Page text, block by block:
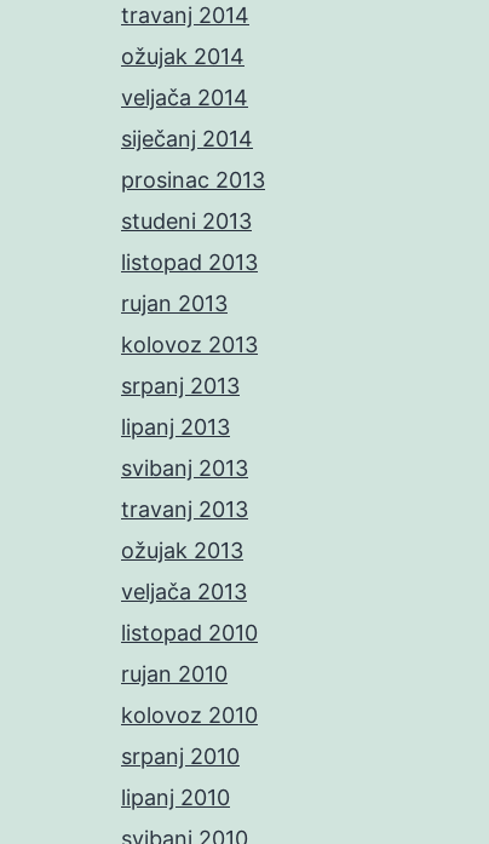
travanj 2014
ožujak 2014
veljača 2014
siječanj 2014
prosinac 2013
studeni 2013
listopad 2013
rujan 2013
kolovoz 2013
srpanj 2013
lipanj 2013
svibanj 2013
travanj 2013
ožujak 2013
veljača 2013
listopad 2010
rujan 2010
kolovoz 2010
srpanj 2010
lipanj 2010
svibanj 2010